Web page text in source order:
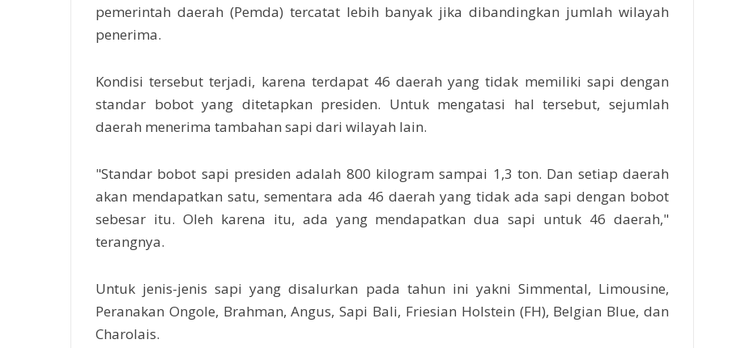
pemerintah daerah (Pemda) tercatat lebih banyak jika dibandingkan jumlah wilayah
penerima.
Kondisi tersebut terjadi, karena terdapat 46 daerah yang tidak memiliki sapi dengan
standar bobot yang ditetapkan presiden. Untuk mengatasi hal tersebut, sejumlah
daerah menerima tambahan sapi dari wilayah lain.
"Standar bobot sapi presiden adalah 800 kilogram sampai 1,3 ton. Dan setiap daerah
akan mendapatkan satu, sementara ada 46 daerah yang tidak ada sapi dengan bobot
sebesar itu. Oleh karena itu, ada yang mendapatkan dua sapi untuk 46 daerah,"
terangnya.
Untuk jenis-jenis sapi yang disalurkan pada tahun ini yakni Simmental, Limousine,
Peranakan Ongole, Brahman, Angus, Sapi Bali, Friesian Holstein (FH), Belgian Blue, dan
Charolais.